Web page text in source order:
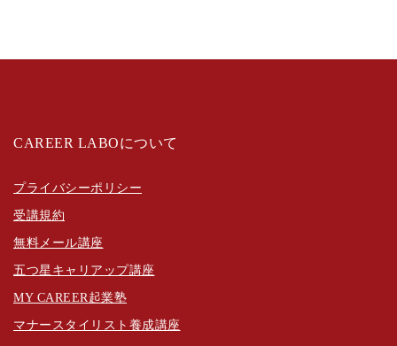
CAREER LABOについて
プライバシーポリシー
受講規約
無料メール講座
五つ星キャリアップ講座
MY CAREER起業塾
マナースタイリスト養成講座